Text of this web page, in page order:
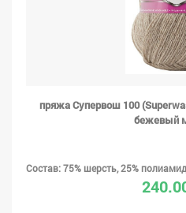
пряжа Супервош 100
бежевый
Состав: 75% шерсть, 25%